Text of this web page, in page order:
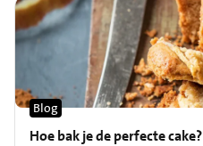
Hoe bak je de perfecte cake?
Blog